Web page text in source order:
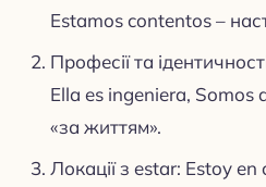
Estamos contentos –
Професії та
Ella es ingeniera,
«за життям».
Локації з estar: Estoy